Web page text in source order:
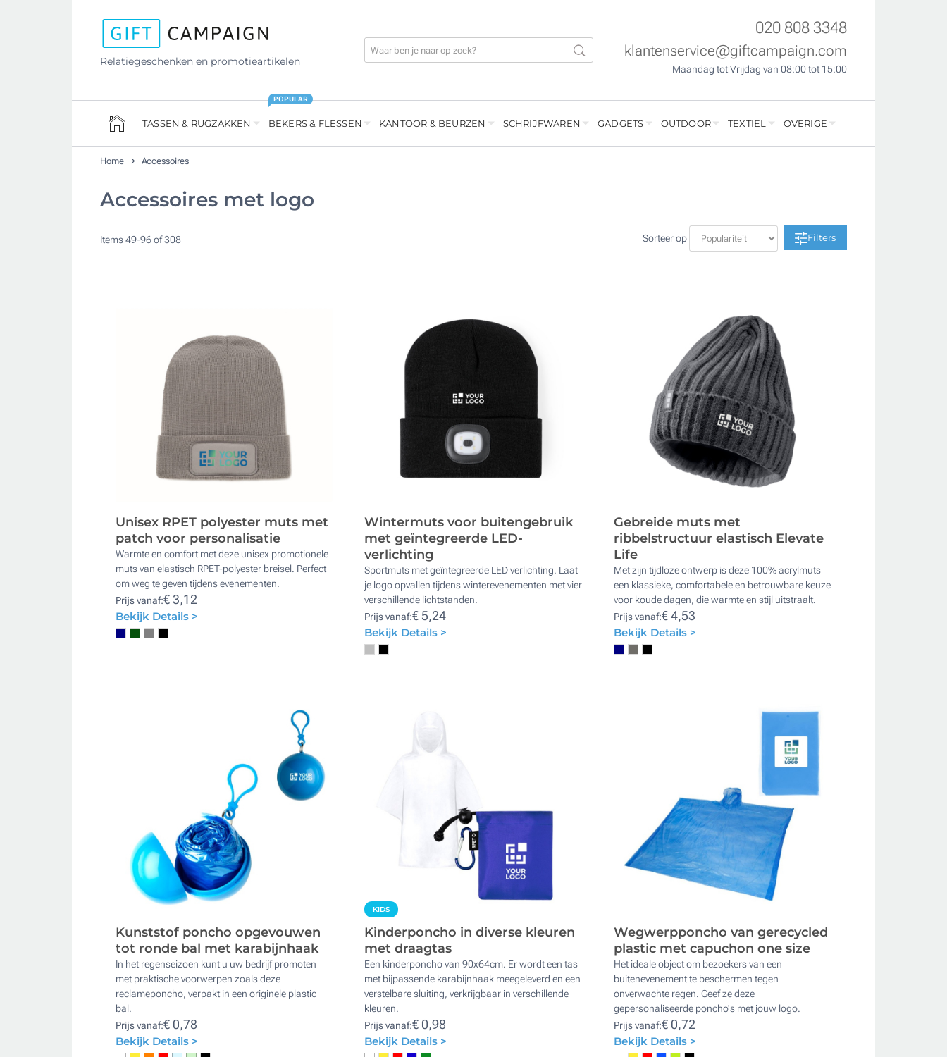
Relatiegeschenken en promotieartikelen
020 808 3348
klantenservice@giftcampaign.com
Maandag tot Vrijdag van 08:00 tot 15:00
TASSEN & RUGZAKKEN BEKERS & FLESSEN
POPULAR
KANTOOR & BEURZEN SCHRIJFWAREN GADGETS OUTDOOR TEXTIEL OVERIGE
Home Accessoires
Accessoires met logo
Items49-96of308 Sorteer op Filters
Unisex RPET polyester muts met
patch voor personalisatie
Warmte en comfort met deze unisex promotionele
muts van elastisch RPET-polyester breisel. Perfect
om weg te geven tijdens evenementen.
Prijs vanaf:€ 3,12
Bekijk Details >
Wintermuts voor buitengebruik
met geïntegreerde LED-
verlichting
Sportmuts met geïntegreerde LED verlichting. Laat
je logo opvallen tijdens winterevenementen met vier
verschillende lichtstanden.
Prijs vanaf:€ 5,24
Bekijk Details >
Gebreide muts met
ribbelstructuur elastisch Elevate
Life
Met zijn tijdloze ontwerp is deze 100% acrylmuts
een klassieke, comfortabele en betrouwbare keuze
voor koude dagen, die warmte en stijl uitstraalt.
Prijs vanaf:€ 4,53
Bekijk Details >
Kunststof poncho opgevouwen
tot ronde bal met karabijnhaak
In het regenseizoen kunt u uw bedrijf promoten
met praktische voorwerpen zoals deze
reclameponcho, verpakt in een originele plastic
bal.
Prijs vanaf:€ 0,78
Bekijk Details >
KIDS
Kinderponcho in diverse kleuren
met draagtas
Een kinderponcho van 90x64cm. Er wordt een tas
met bijpassende karabijnhaak meegeleverd en een
verstelbare sluiting, verkrijgbaar in verschillende
kleuren.
Prijs vanaf:€ 0,98
Bekijk Details >
Wegwerpponcho van gerecycled
plastic met capuchon one size
Het ideale object om bezoekers van een
buitenevenement te beschermen tegen
onverwachte regen. Geef ze deze
gepersonaliseerde poncho's met jouw logo.
Prijs vanaf:€ 0,72
Bekijk Details >